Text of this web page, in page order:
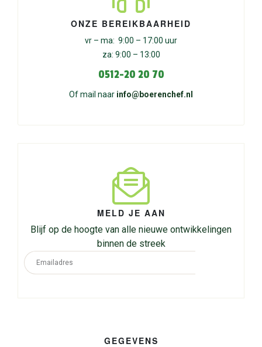
ONZE BEREIKBAARHEID
vr – ma: 9:00 – 17:00 uur
za: 9:00 – 13:00
0512-20 20 70
Of mail naar info@boerenchef.nl
MELD JE AAN
Blijf op de hoogte van alle nieuwe ontwikkelingen
binnen de streek
GEGEVENS